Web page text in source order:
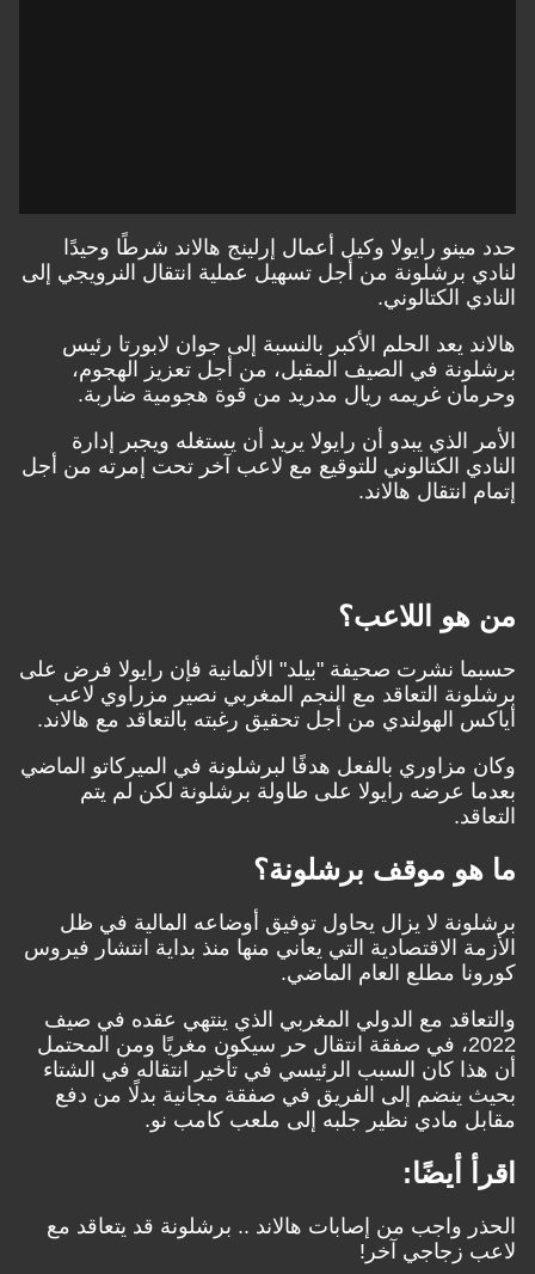
حدد مينو رايولا وكيل أعمال إرلينج هالاند شرطًا وحيدًا
لنادي برشلونة من أجل تسهيل عملية انتقال النرويجي إلى
النادي الكتالوني.
هالاند يعد الحلم الأكبر بالنسبة إلى جوان لابورتا رئيس
برشلونة في الصيف المقبل، من أجل تعزيز الهجوم،
وحرمان غريمه ريال مدريد من قوة هجومية ضاربة.
الأمر الذي يبدو أن رايولا يريد أن يستغله ويجبر إدارة
النادي الكتالوني للتوقيع مع لاعب آخر تحت إمرته من أجل
إتمام انتقال هالاند.
من هو اللاعب؟
حسبما نشرت صحيفة "بيلد" الألمانية فإن رايولا فرض على
برشلونة التعاقد مع النجم المغربي نصير مزراوي لاعب
أياكس الهولندي من أجل تحقيق رغبته بالتعاقد مع هالاند.
وكان مزاوري بالفعل هدفًا لبرشلونة في الميركاتو الماضي
بعدما عرضه رايولا على طاولة برشلونة لكن لم يتم
التعاقد.
ما هو موقف برشلونة؟
برشلونة لا يزال يحاول توفيق أوضاعه المالية في ظل
الأزمة الاقتصادية التي يعاني منها منذ بداية انتشار فيروس
كورونا مطلع العام الماضي.
والتعاقد مع الدولي المغربي الذي ينتهي عقده في صيف
2022، في صفقة انتقال حر سيكون مغريًا ومن المحتمل
أن هذا كان السبب الرئيسي في تأخير انتقاله في الشتاء
بحيث ينضم إلى الفريق في صفقة مجانية بدلًا من دفع
مقابل مادي نظير جلبه إلى ملعب كامب نو.
اقرأ أيضًا:
الحذر واجب من إصابات هالاند .. برشلونة قد يتعاقد مع
لاعب زجاجي آخر!